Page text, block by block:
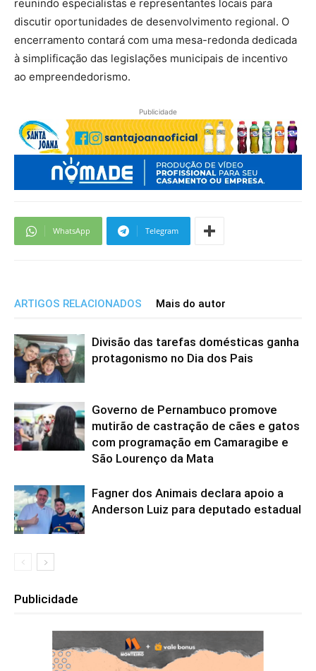
reunindo especialistas e representantes locais para
discutir oportunidades de desenvolvimento regional. O
encerramento contará com uma mesa-redonda dedicada
à simplificação das legislações municipais de incentivo
ao empreendedorismo.
Publicidade
WhatsApp Telegram
ARTIGOS RELACIONADOS Mais do autor
Divisão das tarefas domésticas ganha
protagonismo no Dia dos Pais
Governo de Pernambuco promove
mutirão de castração de cães e gatos
com programação em Camaragibe e
São Lourenço da Mata
Fagner dos Animais declara apoio a
Anderson Luiz para deputado estadual
Publicidade